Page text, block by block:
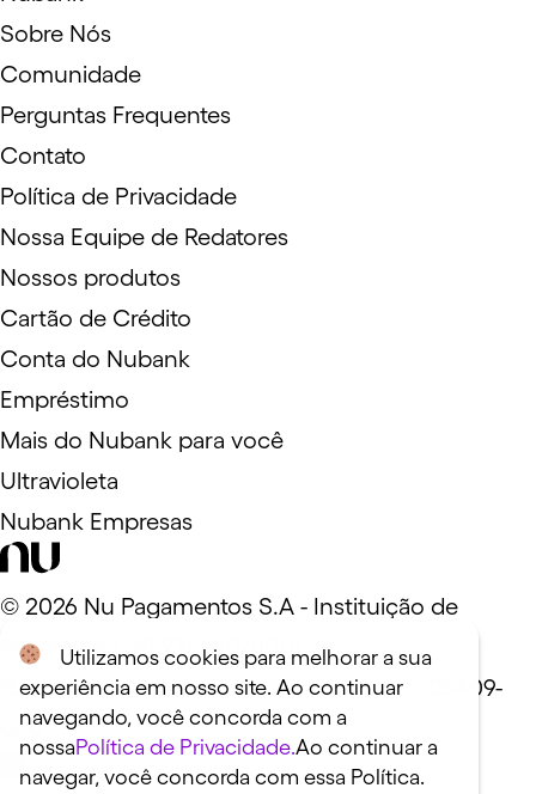
Sobre Nós
Comunidade
Perguntas Frequentes
Contato
Política de Privacidade
Nossa Equipe de Redatores
Nossos produtos
Cartão de Crédito
Conta do Nubank
Empréstimo
Mais do Nubank para você
Ultravioleta
Nubank Empresas
© 2026 Nu Pagamentos S.A - Instituição de
Pagamento. 18.236.120/0001-58
Rua Capote Valente, 39 - São Paulo, SP - 05409-
000
Utilizamos cookies para melhorar a sua
experiência em nosso site. Ao continuar
navegando, você concorda com a
nossaPolítica de Privacidade.Ao continuar a
navegar, você concorda com essa Política.